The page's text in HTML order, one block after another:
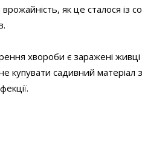
як це сталося із
хвороби є заражені живці
купувати садивний матеріал